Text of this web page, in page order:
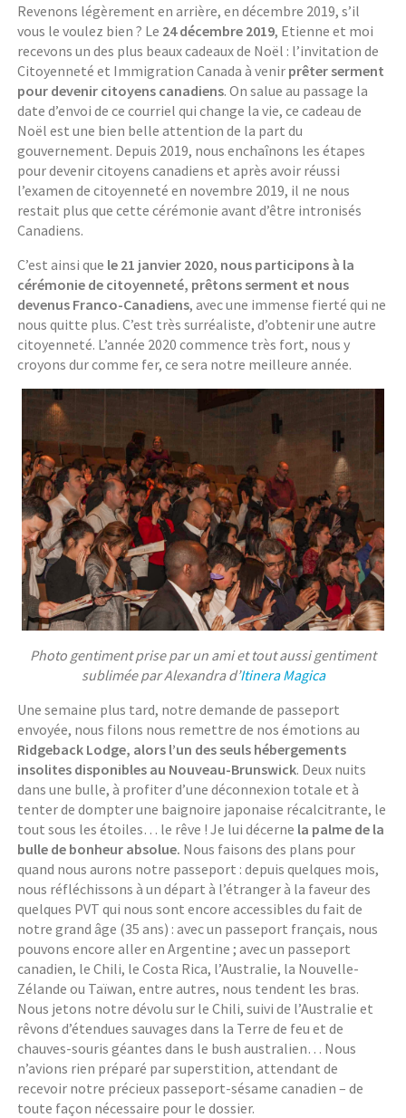
Revenons légèrement en arrière, en décembre 2019, s’il
vous le voulez bien ? Le 24 décembre 2019, Etienne et moi
recevons un des plus beaux cadeaux de Noël : l’invitation de
Citoyenneté et Immigration Canada à venir prêter serment
pour devenir citoyens canadiens. On salue au passage la
date d’envoi de ce courriel qui change la vie, ce cadeau de
Noël est une bien belle attention de la part du
gouvernement. Depuis 2019, nous enchaînons les étapes
pour devenir citoyens canadiens et après avoir réussi
l’examen de citoyenneté en novembre 2019, il ne nous
restait plus que cette cérémonie avant d’être intronisés
Canadiens.
C’est ainsi que le 21 janvier 2020, nous participons à la
cérémonie de citoyenneté, prêtons serment et nous
devenus Franco-Canadiens, avec une immense fierté qui ne
nous quitte plus. C’est très surréaliste, d’obtenir une autre
citoyenneté. L’année 2020 commence très fort, nous y
croyons dur comme fer, ce sera notre meilleure année.
Photo gentiment prise par un ami et tout aussi gentiment
sublimée par Alexandra d’Itinera Magica
Une semaine plus tard, notre demande de passeport
envoyée, nous filons nous remettre de nos émotions au
Ridgeback Lodge, alors l’un des seuls hébergements
insolites disponibles au Nouveau-Brunswick. Deux nuits
dans une bulle, à profiter d’une déconnexion totale et à
tenter de dompter une baignoire japonaise récalcitrante, le
tout sous les étoiles… le rêve ! Je lui décerne la palme de la
bulle de bonheur absolue. Nous faisons des plans pour
quand nous aurons notre passeport : depuis quelques mois,
nous réfléchissons à un départ à l’étranger à la faveur des
quelques PVT qui nous sont encore accessibles du fait de
notre grand âge (35 ans) : avec un passeport français, nous
pouvons encore aller en Argentine ; avec un passeport
canadien, le Chili, le Costa Rica, l’Australie, la Nouvelle-
Zélande ou Taïwan, entre autres, nous tendent les bras.
Nous jetons notre dévolu sur le Chili, suivi de l’Australie et
rêvons d’étendues sauvages dans la Terre de feu et de
chauves-souris géantes dans le bush australien… Nous
n’avions rien préparé par superstition, attendant de
recevoir notre précieux passeport-sésame canadien – de
toute façon nécessaire pour le dossier.